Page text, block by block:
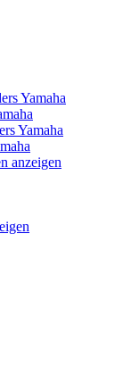
Yamaha
Yamaha
anzeigen